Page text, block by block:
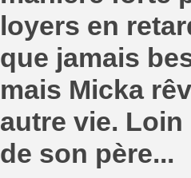
loyers en
que jamais
mais Micka
autre vie.
de son père...